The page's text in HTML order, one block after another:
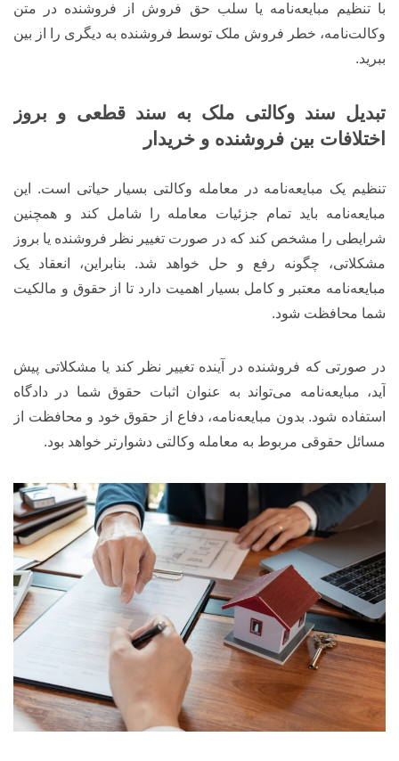
با تنظیم مبایعه‌نامه یا سلب حق فروش از فروشنده در متن
وکالت‌نامه، خطر فروش ملک توسط فروشنده به دیگری را از بین
ببرید.
تبدیل سند وکالتی ملک به سند قطعی و بروز
اختلافات بین فروشنده و خریدار
تنظیم یک مبایعه‌نامه در معامله وکالتی بسیار حیاتی است. این
مبایعه‌نامه باید تمام جزئیات معامله را شامل کند و همچنین
شرایطی را مشخص کند که در صورت تغییر نظر فروشنده یا بروز
مشکلاتی، چگونه رفع و حل خواهد شد. بنابراین، انعقاد یک
مبایعه‌نامه معتبر و کامل بسیار اهمیت دارد تا از حقوق و مالکیت
شما محافظت شود.
در صورتی که فروشنده در آینده تغییر نظر کند یا مشکلاتی پیش
آید، مبایعه‌نامه می‌تواند به عنوان اثبات حقوق شما در دادگاه
استفاده شود. بدون مبایعه‌نامه، دفاع از حقوق خود و محافظت از
مسائل حقوقی مربوط به معامله وکالتی دشوارتر خواهد بود.